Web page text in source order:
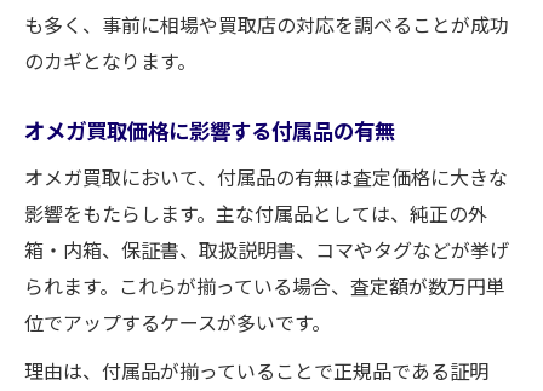
も多く、事前に相場や買取店の対応を調べることが成功
のカギとなります。
オメガ買取価格に影響する付属品の有無
オメガ買取において、付属品の有無は査定価格に大きな
影響をもたらします。主な付属品としては、純正の外
箱・内箱、保証書、取扱説明書、コマやタグなどが挙げ
られます。これらが揃っている場合、査定額が数万円単
位でアップするケースが多いです。
理由は、付属品が揃っていることで正規品である証明